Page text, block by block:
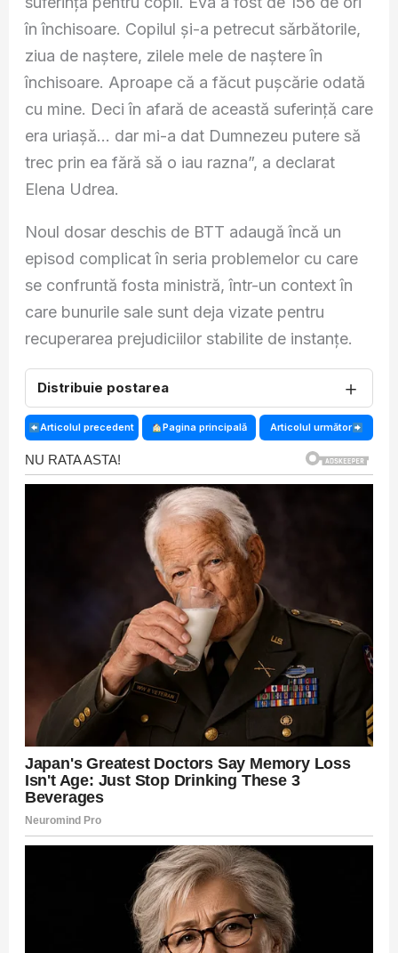
în închisoare. Copilul și-a petrecut sărbătorile,
ziua de naștere, zilele mele de naștere în
închisoare. Aproape că a făcut pușcărie odată
cu mine. Deci în afară de această suferință care
era uriașă… dar mi-a dat Dumnezeu putere să
trec prin ea fără să o iau razna”, a declarat
Elena Udrea.
Noul dosar deschis de BTT adaugă încă un
episod complicat în seria problemelor cu care
se confruntă fosta ministră, într-un context în
care bunurile sale sunt deja vizate pentru
recuperarea prejudiciilor stabilite de instanțe.
Distribuie postarea ＋
Articolul precedent Pagina principală Articolul următor